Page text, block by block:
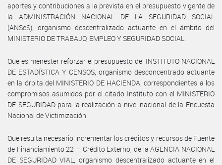
aportes y contribuciones a la prevista en el presupuesto vigente de
la ADMINISTRACIÓN NACIONAL DE LA SEGURIDAD SOCIAL
(ANSeS), organismo descentralizado actuante en el ámbito del
MINISTERIO DE TRABAJO, EMPLEO Y SEGURIDAD SOCIAL.
Que es menester reforzar el presupuesto del INSTITUTO NACIONAL
DE ESTADÍSTICA Y CENSOS, organismo desconcentrado actuante
en la órbita del MINISTERIO DE HACIENDA, correspondientes a los
compromisos asumidos por el citado Instituto con el MINISTERIO
DE SEGURIDAD para la realización a nivel nacional de la Encuesta
Nacional de Victimización.
Que resulta necesario incrementar los créditos y recursos de Fuente
de Financiamiento 22 – Crédito Externo, de la AGENCIA NACIONAL
DE SEGURIDAD VIAL, organismo descentralizado actuante en el